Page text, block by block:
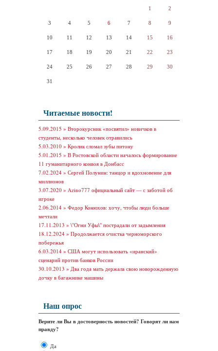
1 2
3 4 5 6 7 8 9
10 11 12 13 14 15 16
17 18 19 20 21 22 23
24 25 26 27 28 29 30
31
Читаемые новости!
5.09.2015 » Второкурсник «посвятил» новичков в
студенты, несколько человек отравились
5.03.2010 » Кролик сломал зубы питону
5.01.2015 » В Ростовской области началось формирование
11 гуманитарного конвоя в Донбасс
7.02.2024 » Сергей Полунин: танцор и вдохновение для
миллионов
3.07.2020 » Azino777 официальный сайт — с заботой об
игроке
2.06.2014 » Федор Конюхов: хочу, чтобы люди больше
мечтали
17.11.2013 » \"Огни Уфы\" пострадали от задымления
18.12.2024 » Продолжается очистка черноморского
побережья
6.03.2014 » США могут использовать «иранский»
сценарий против банков России
30.10.2013 » Два года мать держала свою новорожденную
дочку в багажнике машины
Наш опрос
Верите ли Вы в достоверность новостей? Говорят ли нам
правду?
Да